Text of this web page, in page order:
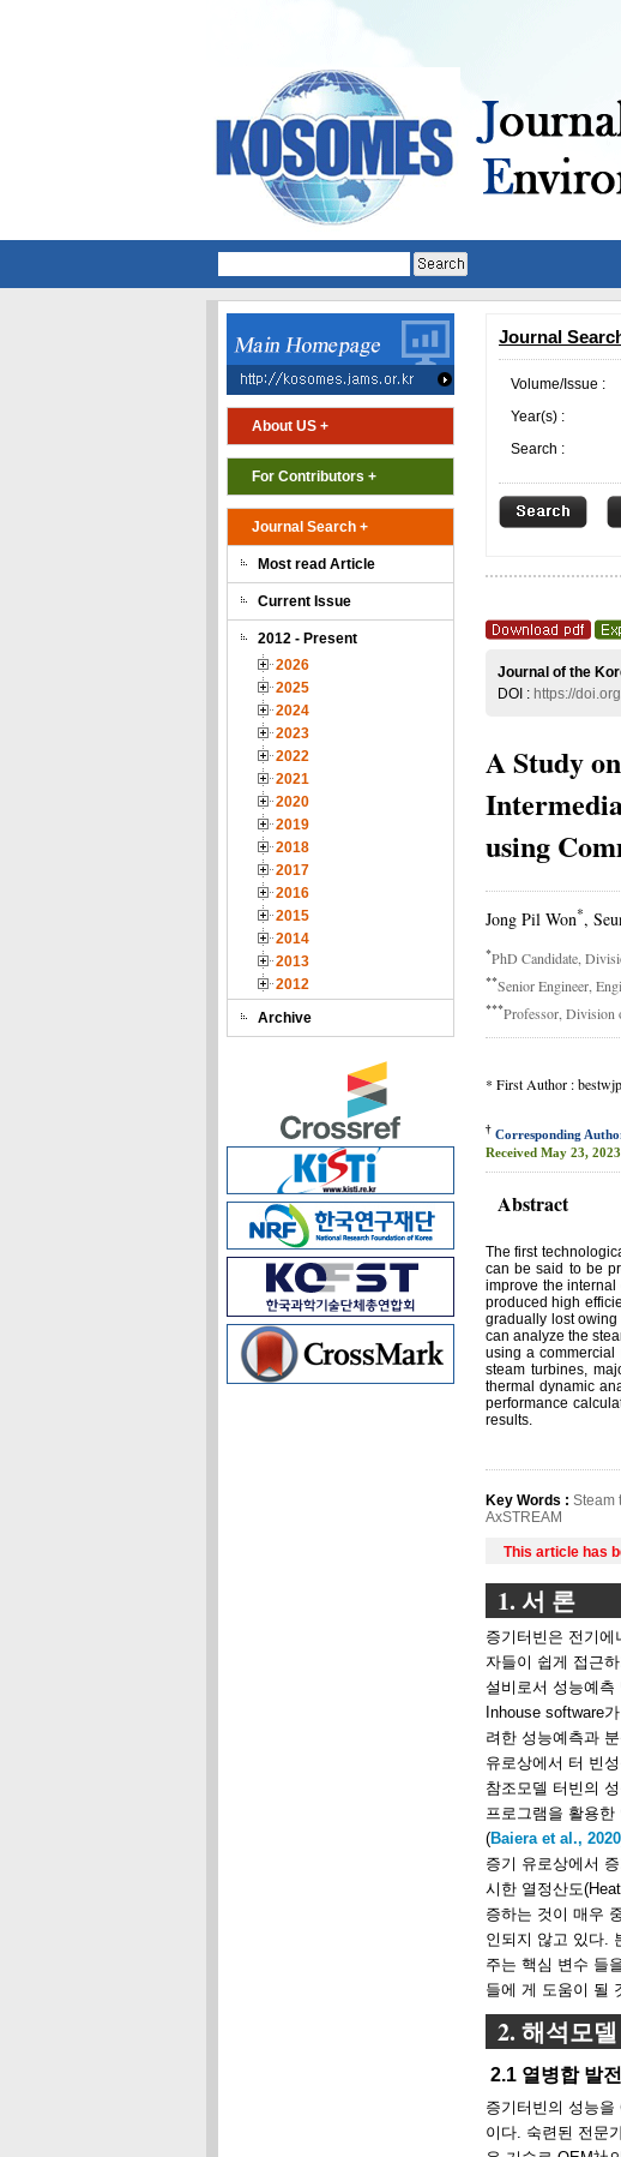
About US +
For Contributors +
Journal Search +
Most read Article
Current Issue
2012 - Present
2026
2025
2024
2023
2022
2021
2020
2019
2018
2017
2016
2015
2014
2013
2012
Archive
Journal
Volume/Issue :
Year(s) :
Search :
Journal of the
DOI : https://
A Study
using
Jong Pil Won*,
*PhD Candidate,
**Senior Engineer,
***Professor, Division
* First Author :
† Corresponding
Received May 23, 2023
Abstract
The first
can be said to be
improve the internal
produced high
gradually lost
can analyze the
using a commercial
steam turbines,
thermal dynamic
performance
results.
Key Words : Steam
AxSTREAM
This article has
1. 서 론
증기터빈은 전기
자들이 쉽게 접근
설비로서 성능예
Inhouse software
려한 성능예측과
유로상에서 터 빈
참조모델 터빈의
프로그램을 활용
(Baiera et al., 2020
증기 유로상에서
시한 열정산도
증하는 것이 매우
인되지 않고 있다.
주는 핵심 변수 들
들에 게 도움이 될
2. 해석모
2.1 열병합 발
증기터빈의 성능
이다. 숙련된 전문